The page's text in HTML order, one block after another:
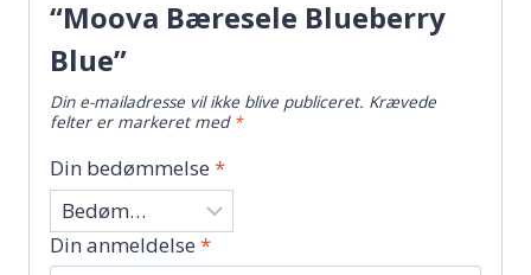
“Moova Bæresele Blueberry
Blue”
Din e-mailadresse vil ikke blive publiceret. Krævede
felter er markeret med *
Din bedømmelse *
Din anmeldelse *